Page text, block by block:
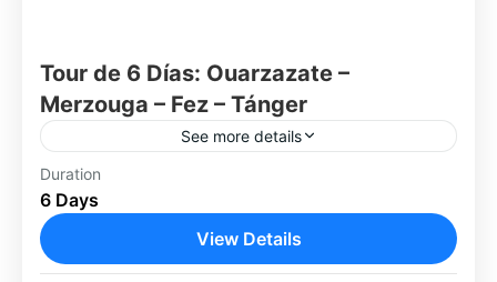
Tour de 6 Días: Ouarzazate –
Merzouga – Fez – Tánger
See more details
Viví una aventura intensa por Marruecos en
solo 6 días: comenzando en la zona sur de
Ouarzazate y atravesando paisajes
espectaculares — kasbahs, desierto, dunas,...
Ouarzazate
Duration
6 Days
View Details